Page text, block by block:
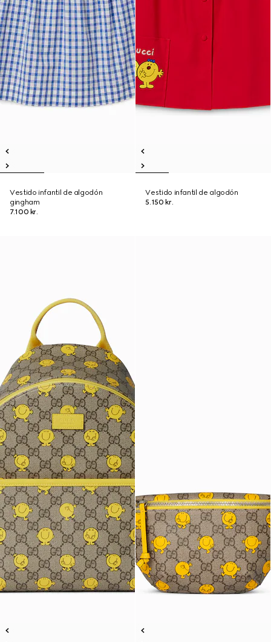
Vestido infantil de algodón
gingham
7.100 kr.
Vestido infantil de algodón
5.150 kr.